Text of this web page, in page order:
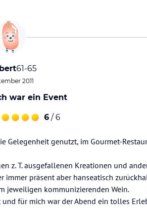
61-65
2011
war ein Event
6 / 6
Gelegenheit genutzt, im Gourmet-
z. T. ausgefallenen Kreationen und
präsent aber hanseatisch
jeweiligen kommunizierenden Wein.
für mich war der Abend ein tolles